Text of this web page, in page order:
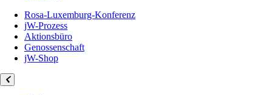
Rosa-Luxemburg-Konferenz
jW-Prozess
Aktionsbüro
Genossenschaft
jW-Shop